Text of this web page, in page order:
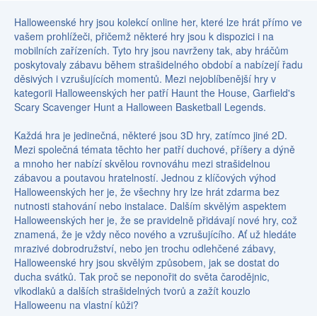
Halloweenské hry jsou kolekcí online her, které lze hrát přímo ve
vašem prohlížeči, přičemž některé hry jsou k dispozici i na
mobilních zařízeních. Tyto hry jsou navrženy tak, aby hráčům
poskytovaly zábavu během strašidelného období a nabízejí řadu
děsivých i vzrušujících momentů. Mezi nejoblíbenější hry v
kategorii Halloweenských her patří Haunt the House, Garfield's
Scary Scavenger Hunt a Halloween Basketball Legends.
Každá hra je jedinečná, některé jsou 3D hry, zatímco jiné 2D.
Mezi společná témata těchto her patří duchové, příšery a dýně
a mnoho her nabízí skvělou rovnováhu mezi strašidelnou
zábavou a poutavou hratelností. Jednou z klíčových výhod
Halloweenských her je, že všechny hry lze hrát zdarma bez
nutnosti stahování nebo instalace. Dalším skvělým aspektem
Halloweenských her je, že se pravidelně přidávají nové hry, což
znamená, že je vždy něco nového a vzrušujícího. Ať už hledáte
mrazivé dobrodružství, nebo jen trochu odlehčené zábavy,
Halloweenské hry jsou skvělým způsobem, jak se dostat do
ducha svátků. Tak proč se neponořit do světa čarodějnic,
vlkodlaků a dalších strašidelných tvorů a zažít kouzlo
Halloweenu na vlastní kůži?